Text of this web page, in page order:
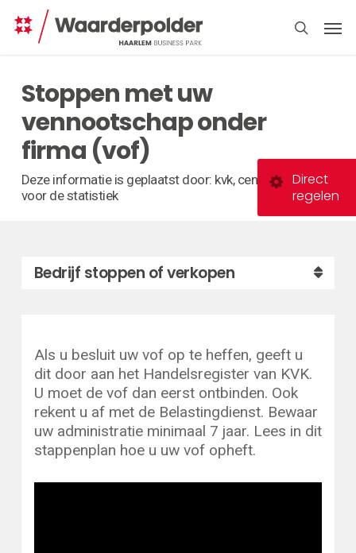
search
Stoppen met uw
vennootschap onder
firma (vof)
Deze informatie is geplaatst door: kvk, centraal bureau
voor de statistiek
Bedrijf stoppen of verkopen
Als u besluit uw vof op te heffen, geeft u
dit door aan het Handelsregister van KVK.
U moet de vof dan eerst ontbinden. Ook
rekent u af met de Belastingdienst. Bewaar
uw administratie minimaal 7 jaar. Lees in dit
stappenplan hoe u uw vof opheft.
Direct
regelen